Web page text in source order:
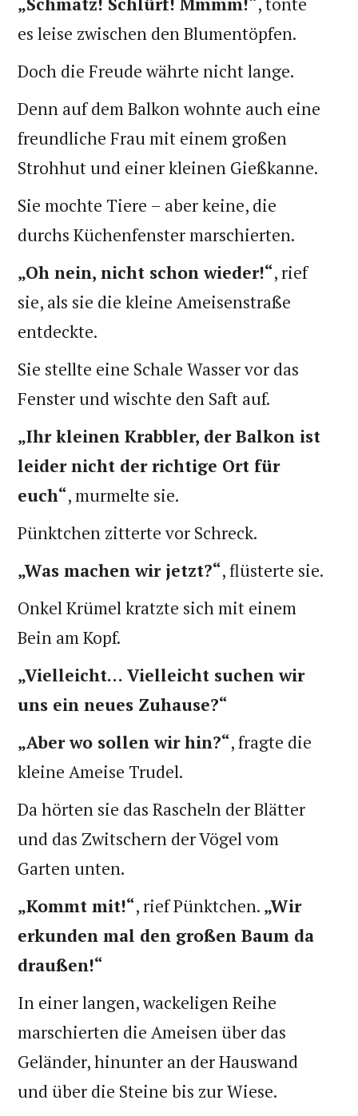
es leise zwischen den Blumentöpfen.
Doch die Freude währte nicht lange.
Denn auf dem Balkon wohnte auch eine
freundliche Frau mit einem großen
Strohhut und einer kleinen Gießkanne.
Sie mochte Tiere – aber keine, die
durchs Küchenfenster marschierten.
„Oh nein, nicht schon wieder!“, rief
sie, als sie die kleine Ameisenstraße
entdeckte.
Sie stellte eine Schale Wasser vor das
Fenster und wischte den Saft auf.
„Ihr kleinen Krabbler, der Balkon ist
leider nicht der richtige Ort für
euch“, murmelte sie.
Pünktchen zitterte vor Schreck.
„Was machen wir jetzt?“, flüsterte sie.
Onkel Krümel kratzte sich mit einem
Bein am Kopf.
„Vielleicht… Vielleicht suchen wir
uns ein neues Zuhause?“
„Aber wo sollen wir hin?“, fragte die
kleine Ameise Trudel.
Da hörten sie das Rascheln der Blätter
und das Zwitschern der Vögel vom
Garten unten.
„Kommt mit!“, rief Pünktchen. „Wir
erkunden mal den großen Baum da
draußen!“
In einer langen, wackeligen Reihe
marschierten die Ameisen über das
Geländer, hinunter an der Hauswand
und über die Steine bis zur Wiese.